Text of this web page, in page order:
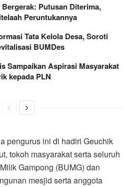
Putusan Diterima,
Peruntukannya
Tata Kelola Desa, Soroti
BUMDes
Sampaikan Aspirasi Masyarakat
kepada PLN
pengurus ini di hadiri Geuchik
tokoh masyarakat serta seluruh
Gampong (BUMG) dan
mesjid serta anggota